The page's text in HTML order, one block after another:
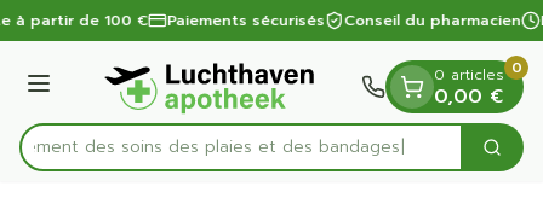
Aller au contenu
1 de 1
à partir de 100 € Paiements sécurisés Conseil du pharmacien
Menu
Rechercherdes soins des plaies et des bandages
0 articles
0,00 €
0